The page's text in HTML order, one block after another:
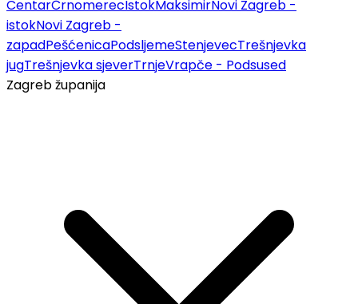
CentarČrnomerecIstokMaksimirNovi Zagreb -
istokNovi Zagreb -
zapadPešćenicaPodsljemeStenjevecTrešnjevka
jugTrešnjevka sjeverTrnjeVrapče - Podsused
Zagreb županija